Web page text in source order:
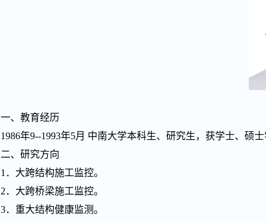
一、教育经历
1986年9--1993年5月 中南大学本科生、研究生，获学士、硕
二、研究方向
1．大跨结构施工监控。
2．大跨桥梁施工监控。
3．重大结构健康监测。